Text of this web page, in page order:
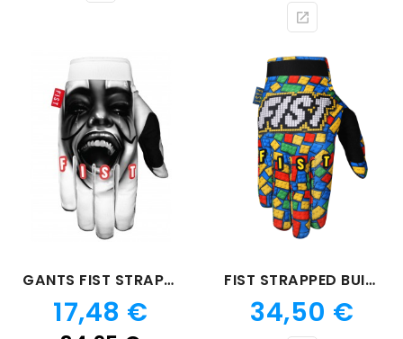
GANTS FIST STRAPPED CREED NO RISK
Prix
17,48 €
FIST STRAPPED BUILD
Prix
34,50 €